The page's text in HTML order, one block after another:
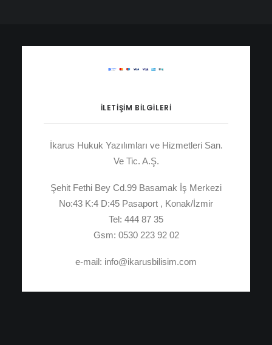
İLETIŞIM BILGILERI
İkarus Hukuk Yazılımları ve Hizmetleri San.
Ve Tic. A.Ş.
Şehit Fethi Bey Cd.99 Basamak İş Merkezi
No:43 K:4 D:45 Pasaport , Konak/İzmir
Tel: 444 87 35
Gsm: 0530 223 92 02
e-mail: info@ikarusbilisim.com